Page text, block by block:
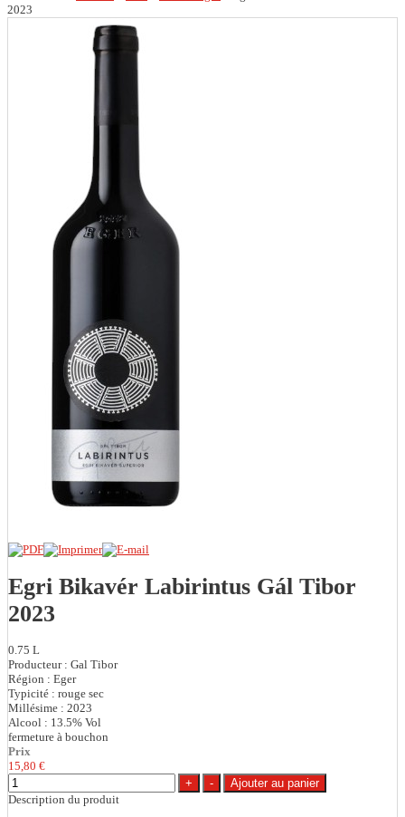
2023
Egri Bikavér Labirintus Gál Tibor
2023
0.75 L
Producteur : Gal Tibor
Région : Eger
Typicité : rouge sec
Millésime : 2023
Alcool : 13.5% Vol
fermeture à bouchon
Prix
15,80 €
Description du produit